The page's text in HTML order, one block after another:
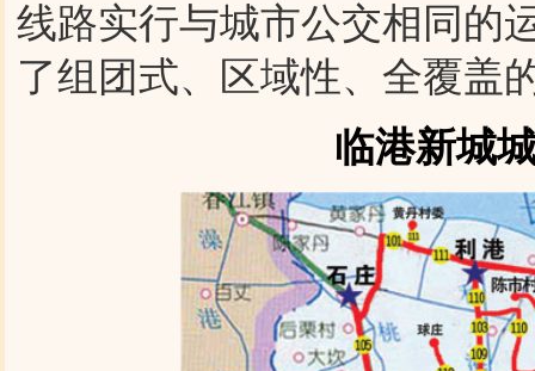
线路实行与城市公交相同的
了组团式、区域性、全覆盖
临港新城